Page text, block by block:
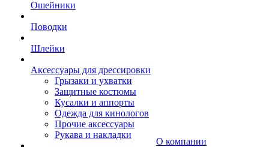
Ошейники
Поводки
Шлейки
Аксессуары для дрессировки
Грызаки и ухватки
Защитные костюмы
Кусалки и аппорты
Одежда для кинологов
Прочие аксессуары
Рукава и накладки
О компании